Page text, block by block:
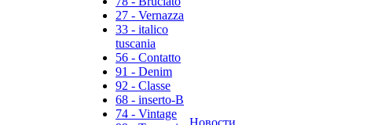
27 - Vernazza
33 - italico
tuscania
56 - Contatto
91 - Denim
92 - Classe
68 - inserto-B
74 - Vintage
Новости